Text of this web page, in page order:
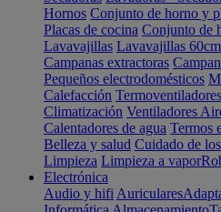
Hornos Conjunto de horno y
Placas de cocina Conjunto de
Lavavajillas Lavavajillas 60cm
Campanas extractoras
Pequeños electrodomésticos
Calefacción Termoventiladores
Climatización Ventiladores
Calentadores de agua Termos
Belleza y salud Cuidado de
Limpieza Limpieza a vapor
Electrónica
Audio y hifi Auriculares